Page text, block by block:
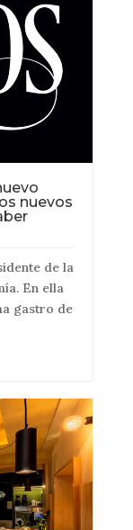
nuevos
de la
En ella
gastro de